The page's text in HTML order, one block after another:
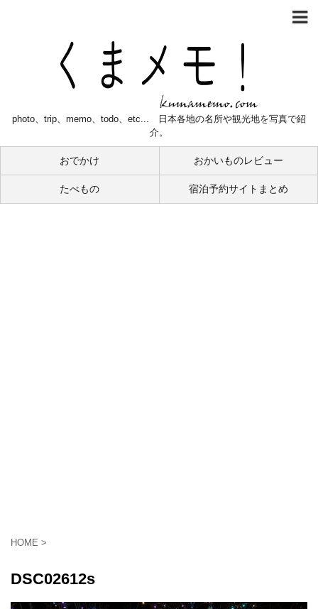
photo、trip、memo、todo、etc... 日本各地の名所や観光地を写真で紹
介。
おでかけ おかいものレビュー
たべもの 宿泊予約サイトまとめ
HOME >
DSC02612s